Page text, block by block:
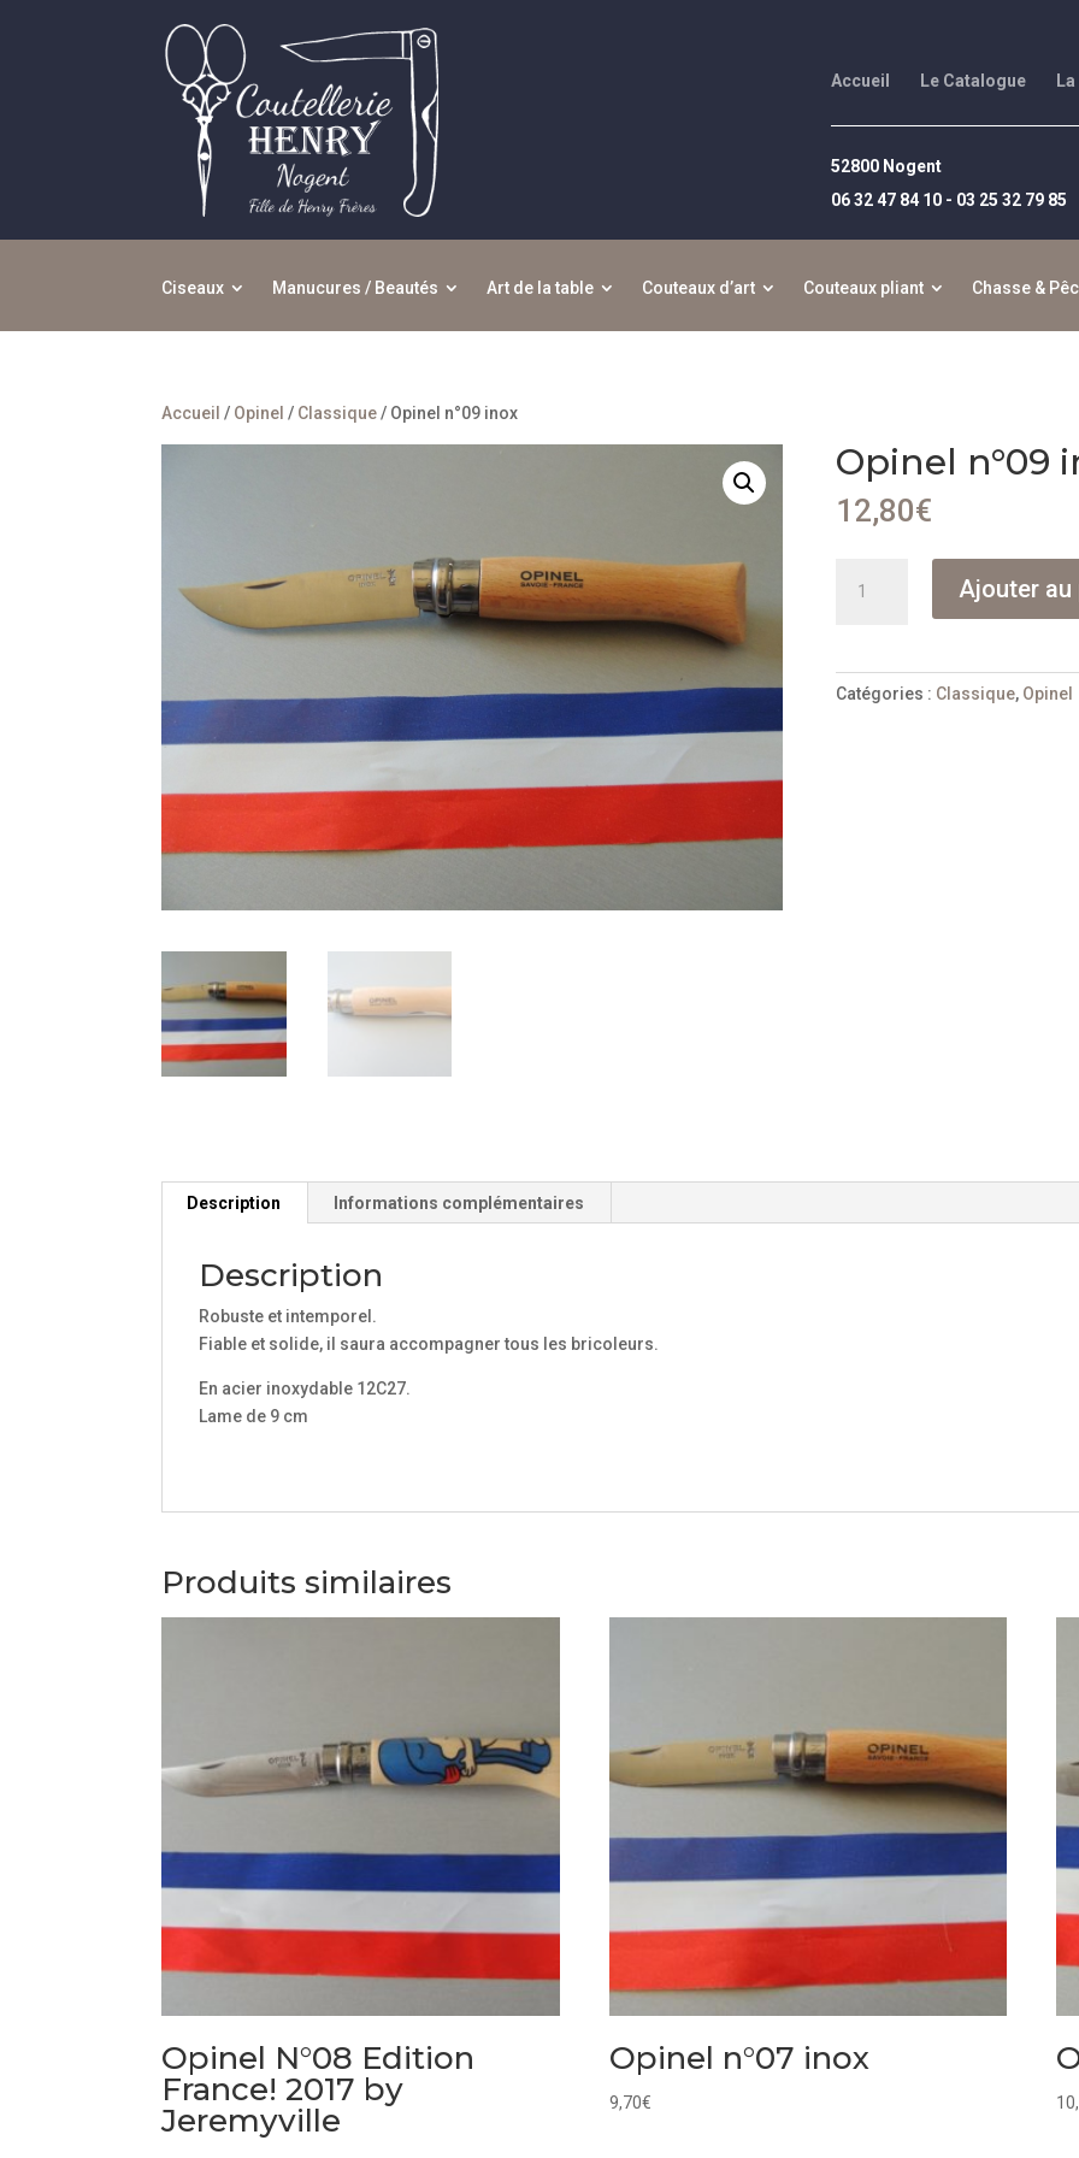
Accueil Le Catalogue
52800 Nogent
06 32 47 84 10 - 03 25 32 79 85
Ciseaux Manucures / Beautés Art de la table Couteaux d’art Couteaux pliant Chasse &
Accueil / Opinel / Classique/ Opinel n°09 inox
Opinel n°09
12,80€
Ajouter au
Catégories : Classique, Opinel
Description Informations complémentaires
Description
Robuste et intemporel.
Fiable et solide, il saura accompagner tous les bricoleurs.
En acier inoxydable 12C27.
Lame de 9 cm
Produits similaires
Opinel N°08 Edition
France! 2017 by
Jeremyville
Opinel n°07 inox
9,70€